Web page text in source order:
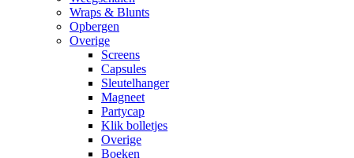
Wraps & Blunts
Opbergen
Overige
Screens
Capsules
Sleutelhanger
Magneet
Partycap
Klik bolletjes
Overige
Boeken